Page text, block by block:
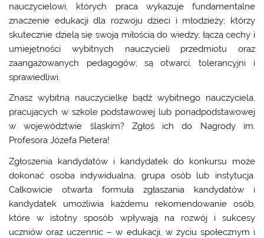
nauczycielowi, których praca wykazuje fundamentalne
znaczenie edukacji dla rozwoju dzieci i młodzieży; którzy
skutecznie dzielą się swoją miłością do wiedzy, łączą cechy i
umiejętności wybitnych nauczycieli przedmiotu oraz
zaangażowanych pedagogów; są otwarci, tolerancyjni i
sprawiedliwi.
Znasz wybitną nauczycielkę bądź wybitnego nauczyciela,
pracujących w szkole podstawowej lub ponadpodstawowej
w województwie śląskim? Zgłoś ich do Nagrody im.
Profesora Józefa Pietera!
Zgłoszenia kandydatów i kandydatek do konkursu może
dokonać osoba indywidualna, grupa osób lub instytucja.
Całkowicie otwarta formuła zgłaszania kandydatów i
kandydatek umożliwia każdemu rekomendowanie osób,
które w istotny sposób wpływają na rozwój i sukcesy
uczniów oraz uczennic – w edukacji, w życiu społecznym i